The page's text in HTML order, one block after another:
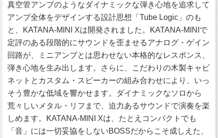
真空管アンプのようなダイナミックな弾き心地を追求して
アンプ全体をデザインする設計思想「Tube Logic」のも
と、KATANA-MINI Xは開発されました。KATANA-MINIで
定評のある段階的にサウンドを歪ませるアナログ・ゲイン
回路が、ミニアンプとは思わせない本格的なレスポンス、
弾き心地を生み出します。さらに、こだわりの木製キャビ
ネットとカスタム・スピーカーの組み合わせにより、いっ
そう豊かな低域を響かせます。ダイナミックなソロから
荒々しいメタル・リフまで、迫力あるサウンドで演奏を楽
しめます。KATANA-MINI Xは、たとえコンパクトでも
「音」には一切妥協をしないBOSSだからこそ成しえた、